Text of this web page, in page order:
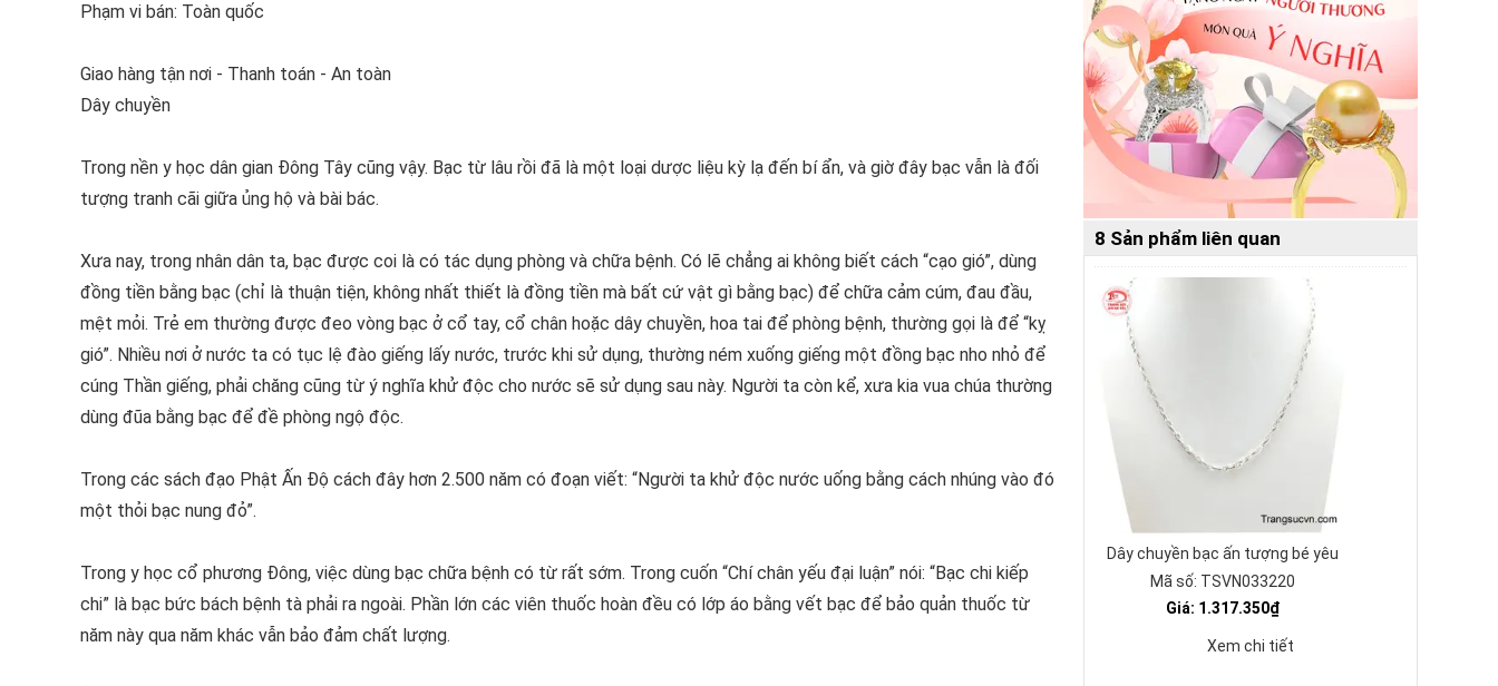
Phạm vi bán: Toàn quốc
Giao hàng tận nơi - Thanh toán - An toàn
Dây chuyền
Trong nền y học dân gian Đông Tây cũng vậy. Bạc từ lâu rồi đã là một loại dược liệu kỳ lạ đến bí ẩn, và giờ đây bạc vẫn là đối
tượng tranh cãi giữa ủng hộ và bài bác.
Xưa nay, trong nhân dân ta, bạc được coi là có tác dụng phòng và chữa bệnh. Có lẽ chẳng ai không biết cách “cạo gió”, dùng
đồng tiền bằng bạc (chỉ là thuận tiện, không nhất thiết là đồng tiền mà bất cứ vật gì bằng bạc) để chữa cảm cúm, đau đầu,
mệt mỏi. Trẻ em thường được đeo vòng bạc ở cổ tay, cổ chân hoặc dây chuyền, hoa tai để phòng bệnh, thường gọi là để “kỵ
gió”. Nhiều nơi ở nước ta có tục lệ đào giếng lấy nước, trước khi sử dụng, thường ném xuống giếng một đồng bạc nho nhỏ để
cúng Thần giếng, phải chăng cũng từ ý nghĩa khử độc cho nước sẽ sử dụng sau này. Người ta còn kể, xưa kia vua chúa thường
dùng đũa bằng bạc để đề phòng ngộ độc.
Trong các sách đạo Phật Ấn Độ cách đây hơn 2.500 năm có đoạn viết: “Người ta khử độc nước uống bằng cách nhúng vào đó
một thỏi bạc nung đỏ”.
Trong y học cổ phương Đông, việc dùng bạc chữa bệnh có từ rất sớm. Trong cuốn “Chí chân yếu đại luận” nói: “Bạc chi kiếp
chi” là bạc bức bách bệnh tà phải ra ngoài. Phần lớn các viên thuốc hoàn đều có lớp áo bằng vết bạc để bảo quản thuốc từ
năm này qua năm khác vẫn bảo đảm chất lượng.
8 Sản phẩm liên quan
Dây chuyền bạc ấn tượng bé yêu
Mã số: TSVN033220
Giá: 1.317.350₫
Xem chi tiết